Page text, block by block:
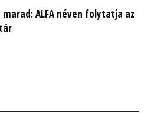
ALFA néven folytatja az